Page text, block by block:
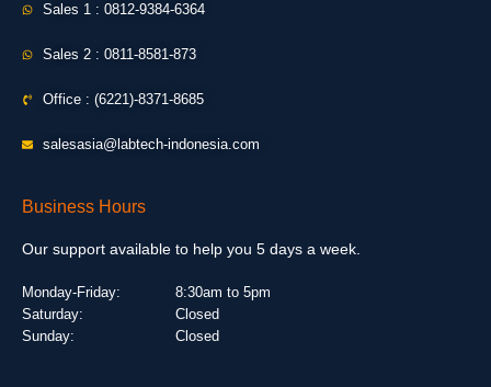
Sales 1 : 0812-9384-6364
Sales 2 : 0811-8581-873
Office : (6221)-8371-8685
salesasia@labtech-indonesia.com
Business Hours
Our support available to help you 5 days a week.
Monday-Friday:
Saturday:
Sunday:
8:30am to 5pm
Closed
Closed